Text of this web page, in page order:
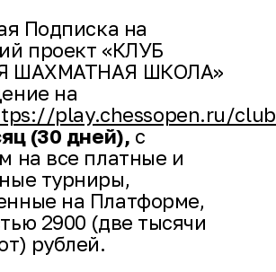
Подписка на
проект «КЛУБ
ШАХМАТНАЯ ШКОЛА»
на
play.chessopen.ru/
(30 дней), с
на все платные и
турниры,
на Платформе,
2900 (две тысячи
рублей.